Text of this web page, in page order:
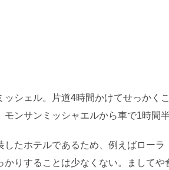
シェル。片道4時間かけてせっかく
ンサンミッシャエルから車で1時間
したホテルであるため、例えばロー
りすることは少なくない。まして